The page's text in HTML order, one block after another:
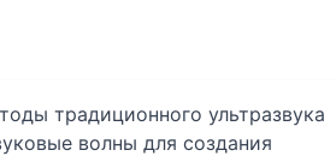
традиционного ультразвука
волны для создания